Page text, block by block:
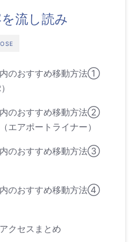
流し読み
のおすすめ移動方法①
のおすすめ移動方法②
エアポートライナー）
のおすすめ移動方法③
のおすすめ移動方法④
クセスまとめ